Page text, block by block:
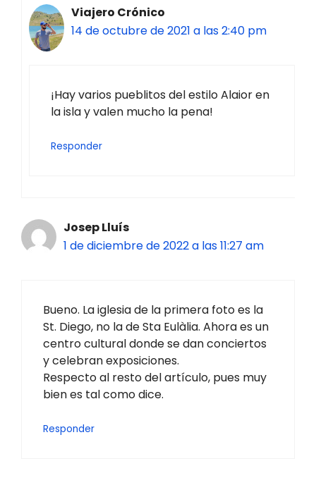
Viajero Crónico
14 de octubre de 2021 a las 2:40 pm
¡Hay varios pueblitos del estilo Alaior en
la isla y valen mucho la pena!
Responder
Josep Lluís
1 de diciembre de 2022 a las 11:27 am
Bueno. La iglesia de la primera foto es la
St. Diego, no la de Sta Eulàlia. Ahora es un
centro cultural donde se dan conciertos
y celebran exposiciones.
Respecto al resto del artículo, pues muy
bien es tal como dice.
Responder